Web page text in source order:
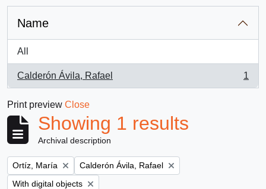
Name
All
Calderón Ávila, Rafael
, 1 results
1
Print preview Close
Showing 1 results
Archival description
Remove filter:
Ortíz, María Remove filter:
Calderón Ávila, Rafael
Remove filter:
With digital objects